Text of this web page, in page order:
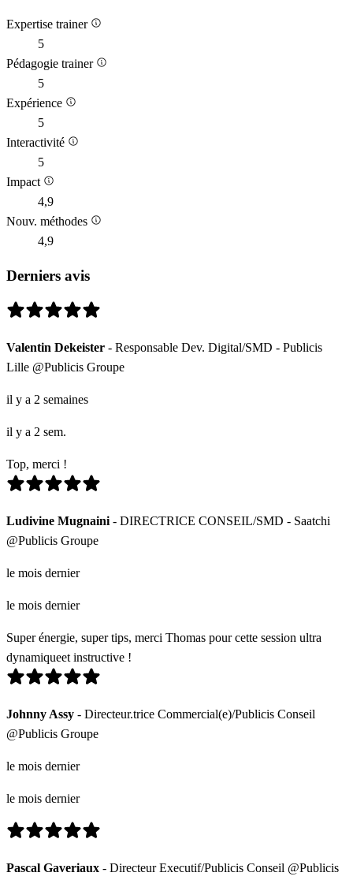
Expertise trainer
5
Pédagogie trainer
5
Expérience
5
Interactivité
5
Impact
4,9
Nouv. méthodes
4,9
Derniers avis
Valentin Dekeister - Responsable Dev. Digital/SMD - Publicis
Lille @Publicis Groupe
il y a 2 semaines
il y a 2 sem.
Top, merci !
Ludivine Mugnaini - DIRECTRICE CONSEIL/SMD - Saatchi
@Publicis Groupe
le mois dernier
le mois dernier
Super énergie, super tips, merci Thomas pour cette session ultra
dynamiqueet instructive !
Johnny Assy - Directeur.trice Commercial(e)/Publicis Conseil
@Publicis Groupe
le mois dernier
le mois dernier
Pascal Gaveriaux - Directeur Executif/Publicis Conseil @Publicis